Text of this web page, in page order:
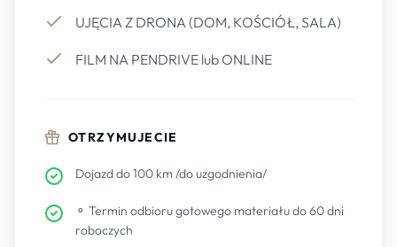
UJĘCIA Z DRONA (DOM, KOŚCIÓŁ, SALA)
FILM NA PENDRIVE lub ONLINE
OTRZYMUJECIE
Dojazd do 100 km /do uzgodnienia/
⚬ Termin odbioru gotowego materiału do 60 dni
roboczych